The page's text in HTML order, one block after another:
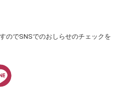
のでSNSでのおしらせのチェックを